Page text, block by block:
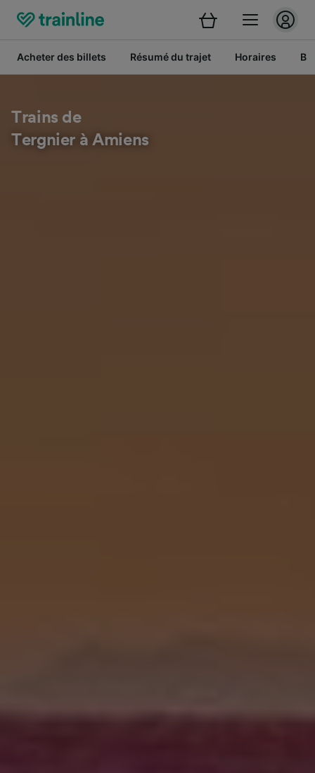
Acheter des billets Résumé du trajet Horaires
Trains de
Tergnier à Amiens